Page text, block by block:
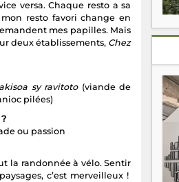
versa. Chaque resto a sa
resto favori change en
mes papilles. Mais
deux établissements, Chez
sy ravitoto(viande de
pilées)
ou passion
la randonnée à vélo. Sentir
c’est merveilleux !